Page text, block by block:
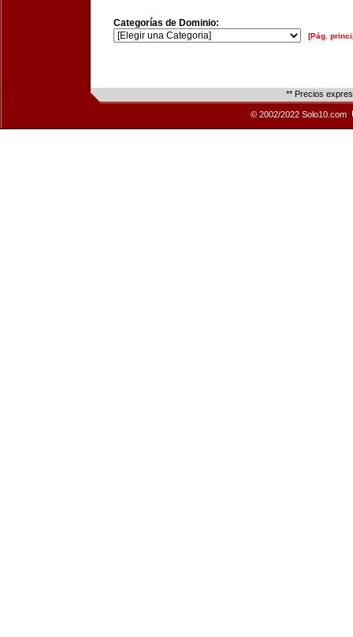
Categorías de Dominio:
[Pág.
** Precios
© 2002/2022 Solo10.com